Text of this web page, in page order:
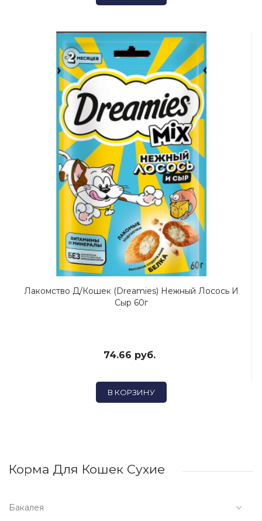
Лакомство Д/кошек (Dreamies) Нежный Лосось И
Сыр 60г
74.66 руб.
В КОРЗИНУ
Корма Для Кошек Сухие
Бакалея